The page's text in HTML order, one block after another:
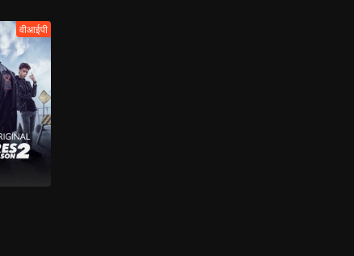
वीआईपी